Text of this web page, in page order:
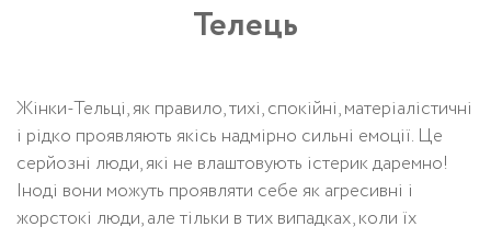
Телець
Жінки-Тельці, як правило, тихі, спокійні, матеріалістичні
і рідко проявляють якісь надмірно сильні емоції. Це
серйозні люди, які не влаштовують істерик даремно!
Іноді вони можуть проявляти себе як агресивні і
жорстокі люди, але тільки в тих випадках, коли їх